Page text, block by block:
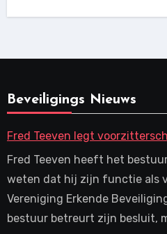
Beveiligings Nieuws
Fred Teeven legt
Fred Teeven heeft het
weten dat hij zijn functie als
Vereniging Erkende
bestuur betreurt zijn besluit,